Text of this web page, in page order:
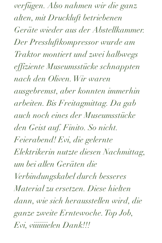
verfügen. Also nahmen wir die ganz
alten, mit Druckluft betriebenen
Geräte wieder aus der Abstellkammer.
Der Pressluftkompressor wurde am
Traktor montiert und zwei halbwegs
effiziente Museumsstücke schnappten
nach den Oliven. Wir waren
ausgebremst, aber konnten immerhin
arbeiten. Bis Freitagmittag. Da gab
auch noch eines der Museumsstücke
den Geist auf. Finito. So nicht.
Feierabend! Evi, die gelernte
Elektrikerin nutzte diesen Nachmittag,
um bei allen Geräten die
Verbindungskabel durch besseres
Material zu ersetzen. Diese hielten
dann, wie sich herausstellen wird, die
ganze zweite Erntewoche. Top Job,
Evi, viiiiiiielen Dank!!!